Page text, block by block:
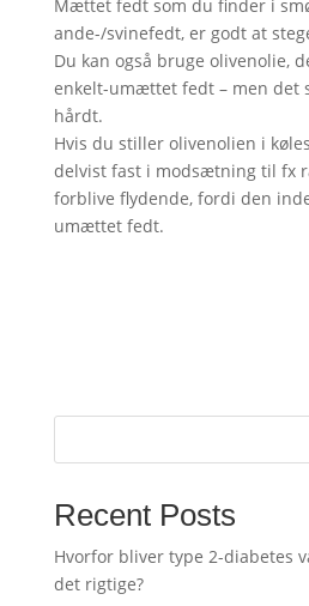
Mættet fedt som du finder i
ande-/svinefedt, er godt at
Du kan også bruge olivenolie,
enkelt-umættet fedt – men det
hårdt.
Hvis du stiller olivenolien i
delvist fast i modsætning til fx
forblive flydende, fordi den
umættet fedt.
Recent Posts
Hvorfor bliver type 2-diabetes
det rigtige?